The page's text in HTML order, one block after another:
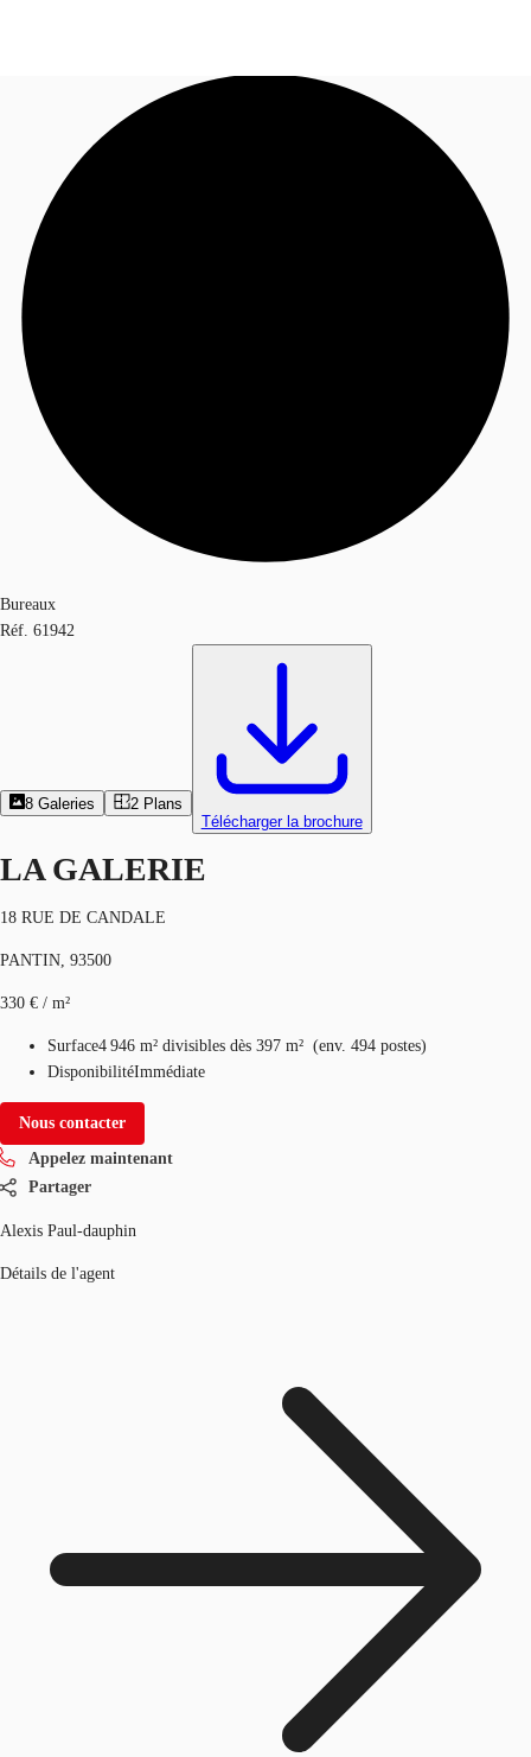
Blog
Données marchés
Appelez maintenant
Bureaux
Réf. 61942
8 Galeries 2 Plans
Télécharger la brochure
LA GALERIE
18 RUE DE CANDALE
PANTIN, 93500
330 € / m²
Surface4 946 m² divisibles dès 397 m² (env. 494 postes)
DisponibilitéImmédiate
Nous contacter
Appelez maintenant
Partager
Alexis Paul-dauphin
Détails de l'agent